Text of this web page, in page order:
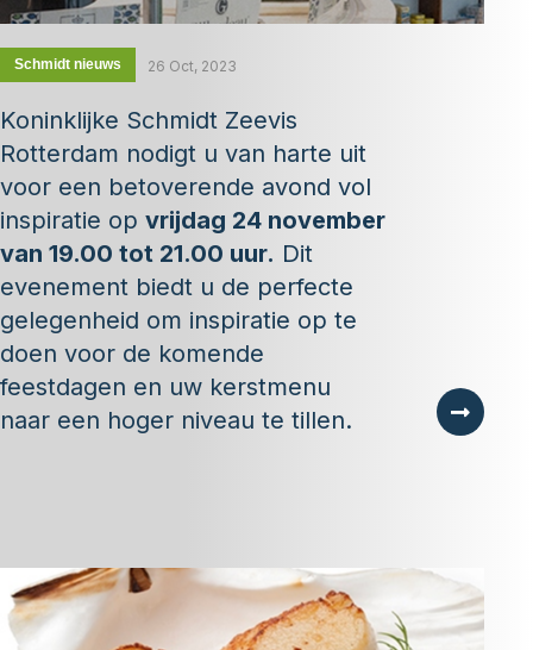
Schmidt nieuws 26 Oct, 2023
Koninklijke Schmidt Zeevis
Rotterdam nodigt u van harte uit
voor een betoverende avond vol
inspiratie op vrijdag 24 november
van 19.00 tot 21.00 uur. Dit
evenement biedt u de perfecte
gelegenheid om inspiratie op te
doen voor de komende
feestdagen en uw kerstmenu
naar een hoger niveau te tillen.